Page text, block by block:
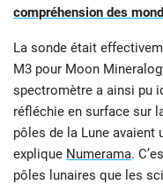
compréhension des
La sonde était
M3 pour Moon
spectromètre a ainsi pu
réfléchie en surface sur
pôles de la Lune
explique Numerama.
pôles lunaires que les